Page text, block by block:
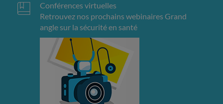
Conférences virtuelles
Retrouvez nos prochains webinaires Grand
angle sur la sécurité en santé